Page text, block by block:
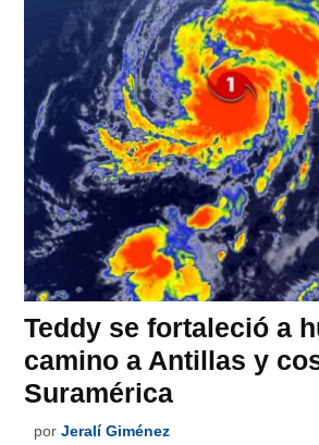
Teddy se fortaleció a
camino a Antillas y
Suramérica
por Jeralí Giménez